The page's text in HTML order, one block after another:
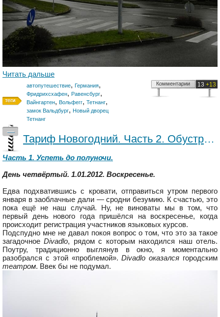
Читать дальше
автопутешествие, Германия,
Фридрихсхафен, Равенсбург,
Вайнгартен, Вольфегг, Тетнанг,
замок Вальдбург, Новый дворец
Тетнанг
13 +13
Комментарии
—
Тариф Новогодний. Часть 2. Обустраиваемся во временном "гнезде".
Часть 1. Успеть до полуночи.
День четвёртый. 1.01.2012. Воскресенье.
Едва подхватившись с кровати, отправиться утром первого
января в заоблачные дали — сродни безумию. К счастью, это
пока ещё не наш случай. Ну, не виноваты мы в том, что
первый день нового года пришёлся на воскресенье, когда
происходит регистрация участников языковых курсов.
Подспудно мне не давал покоя вопрос о том, что это за такое
загадочноеDivadlo, рядом с которым находился наш отель.
Поутру, традиционно выглянув в окно, я моментально
разобрался с этой «проблемой».Divadlo оказался городским
театром. Ввек бы не подумал.